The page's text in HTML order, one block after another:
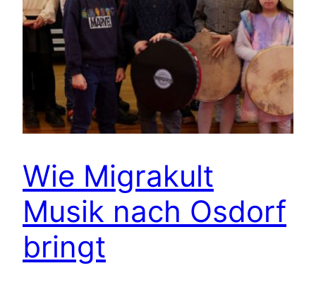
Wie Migrakult
Musik nach Osdorf
bringt